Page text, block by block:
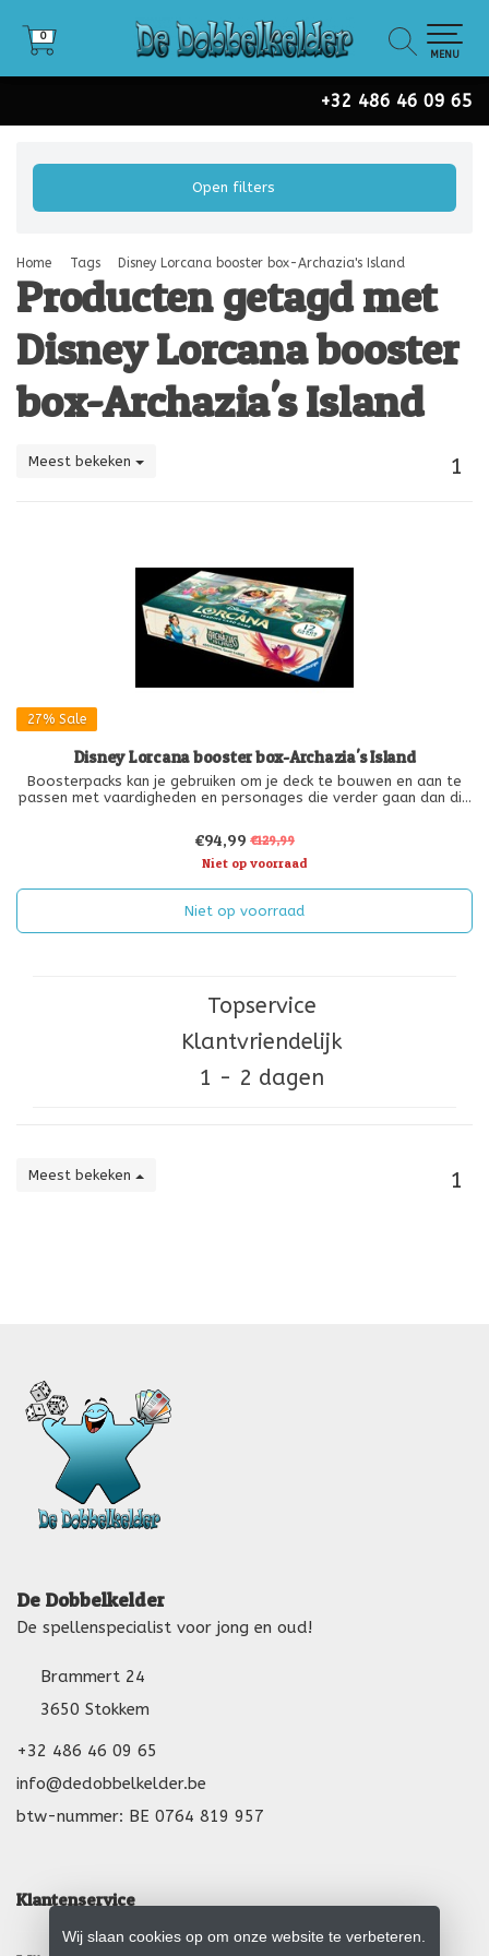
+32 486 46 09 65
0
0
MENU
Open filters
Home Tags Disney Lorcana booster box-Archazia's Island
Producten getagd met
Disney Lorcana booster
box-Archazia's Island
Meest bekeken 1
27% Sale
Disney Lorcana booster box-Archazia's Island
Boosterpacks kan je gebruiken om je deck te bouwen en aan te
passen met vaardigheden en personages die verder gaan dan die
Een boosterbox bevat 24 booster packs, waarvan elk booster
pakj
€94,99 €129,99
Niet op voorraad
Niet op voorraad
Topservice
Klantvriendelijk
1 - 2 dagen
Meest bekeken 1
De Dobbelkelder
De spellenspecialist voor jong en oud!
Brammert 24
3650 Stokkem
+32 486 46 09 65
info@dedobbelkelder.be
btw-nummer: BE 0764 819 957
Klantenservice
Wij slaan cookies op om onze website te verbeteren.